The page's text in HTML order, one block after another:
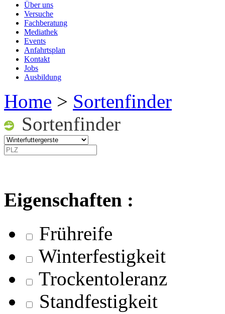
Über uns
Versuche
Fachberatung
Mediathek
Events
Anfahrtsplan
Kontakt
Jobs
Ausbildung
Home > Sortenfinder
Sortenfinder
Eigenschaften :
Frühreife
Winterfestigkeit
Trockentoleranz
Standfestigkeit